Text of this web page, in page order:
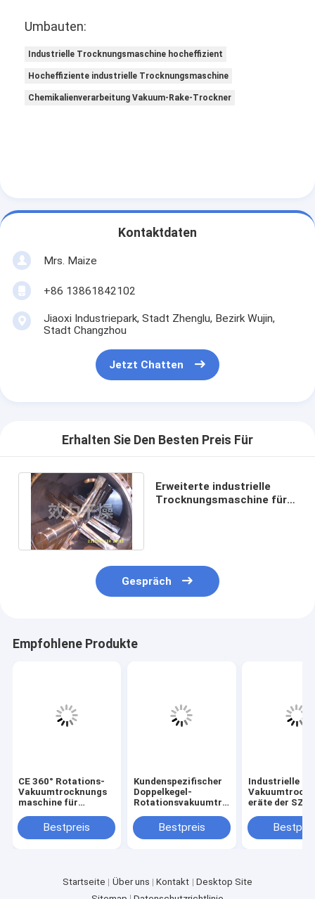
Universalzerkleinerungsmaschine
Superfine Schleifmaschine
Paddel-Trockner
Umbauten:
Industrielle Trocknungsmaschine hocheffizient
Hocheffiziente industrielle Trocknungsmaschine
Chemikalienverarbeitung Vakuum-Rake-Trockner
Kontaktdaten
Mrs. Maize
+86 13861842102
Jiaoxi Industriepark, Stadt Zhenglu, Bezirk Wujin,
Stadt Changzhou
Jetzt Chatten
Erhalten Sie Den Besten Preis Für
Erweiterte industrielle
Trocknungsmaschine für
Gespräch
Empfohlene Produkte
CE 360° Rotations-
Vakuumtrocknungs
maschine für
Chargentrocknung
Bestpreis
Kundenspezifischer
Doppelkegel-
Rotationsvakuumtro
Temperaturen für
die industrielle
Bestpreis
Industrielle
eräte der
Startseite Über uns Kontakt
Desktop Site